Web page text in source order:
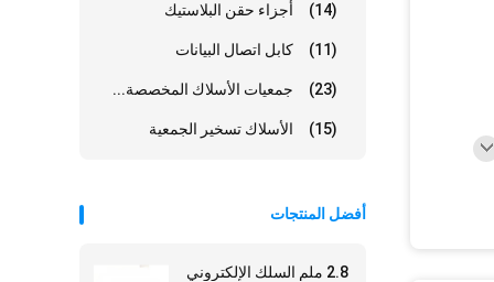
أجزاء حقن البلاستيك (14)
كابل اتصال البيانات (11)
جمعيات الأسلاك المخصصة... (23)
الأسلاك تسخير الجمعية (15)
أفضل المنتجات
2.8 ملم السلك الإلكتروني